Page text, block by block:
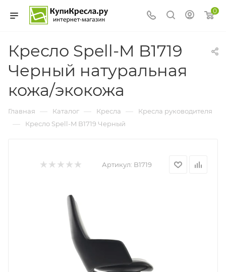
0
Кресло Spell-M B1719
Черный натуральная
кожа/экокожа
Главная — Каталог — Кресла — Кресла руководителя
— Кресло Spell-M B1719 Черный
Артикул: B1719